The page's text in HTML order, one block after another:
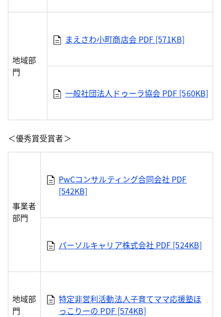
地域部
門
まえさわ小町商店会 PDF [571KB]
一般社団法人ドゥーラ協会 PDF [560KB]
＜優秀賞受賞者＞
事業者
部門
PwCコンサルティング合同会社 PDF
[542KB]
パーソルキャリア株式会社 PDF [524KB]
地域部
門
特定非営利活動法人子育てママ応援塾ほ
っこりーの PDF [574KB]